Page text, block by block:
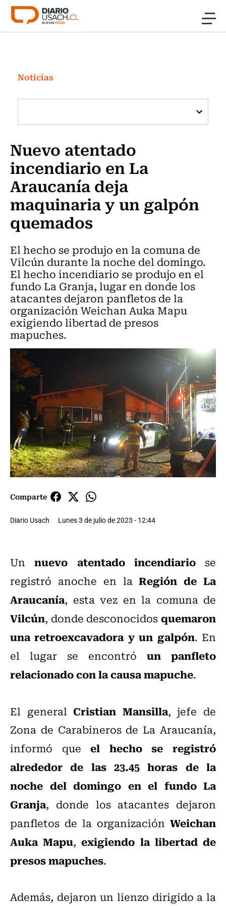
Click acá para ir directamente al contenido
Investigación
Cultura
Programas Radio y TV Usach
Noticias
Nuevo atentado
incendiario en La
Araucanía deja
maquinaria y un galpón
quemados
El hecho se produjo en la comuna de
Vilcún durante la noche del domingo.
El hecho incendiario se produjo en el
fundo La Granja, lugar en donde los
atacantes dejaron panfletos de la
organización Weichan Auka Mapu
exigiendo libertad de presos
mapuches.
Comparte
Diario Usach Lunes 3 de julio de 2023 - 12:44
Unnuevo atentado incendiariose
registró anoche en laRegión de La
Araucanía, esta vez en la comuna de
Vilcún, donde desconocidosquemaron
una retroexcavadora y un galpón. En
el lugar se encontró un panfleto
relacionado con la causa mapuche.
El generalCristian Mansilla, jefe de
Zona de Carabineros de La Araucanía,
informó queel hecho se registró
alrededor de las 23.45 horas de la
noche del domingo en el fundo La
Granja, donde los atacantes dejaron
panfletos de la organización Weichan
Auka Mapu,exigiendo la libertad de
presos mapuches.
Además, dejaron un lienzo dirigido a la